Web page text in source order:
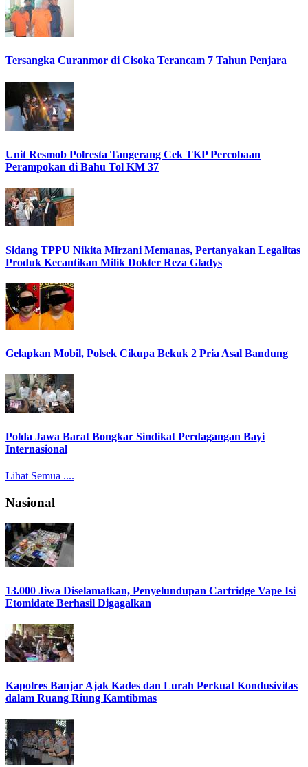
Tersangka Curanmor di Cisoka Terancam 7 Tahun Penjara
Unit Resmob Polresta Tangerang Cek TKP Percobaan
Perampokan di Bahu Tol KM 37
Sidang TPPU Nikita Mirzani Memanas, Pertanyakan Legalitas
Produk Kecantikan Milik Dokter Reza Gladys
Gelapkan Mobil, Polsek Cikupa Bekuk 2 Pria Asal Bandung
Polda Jawa Barat Bongkar Sindikat Perdagangan Bayi
Internasional
Lihat Semua ....
Nasional
13.000 Jiwa Diselamatkan, Penyelundupan Cartridge Vape Isi
Etomidate Berhasil Digagalkan
Kapolres Banjar Ajak Kades dan Lurah Perkuat Kondusivitas
dalam Ruang Riung Kamtibmas